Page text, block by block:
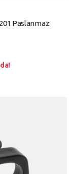
Paslanmaz